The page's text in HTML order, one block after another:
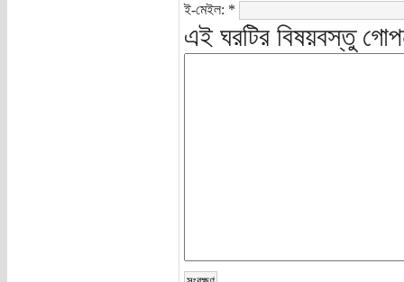
ই-মেইল: *
এই ঘরটির বিষয়বস্তু